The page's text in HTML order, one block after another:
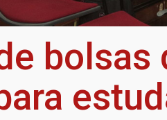
bolsas